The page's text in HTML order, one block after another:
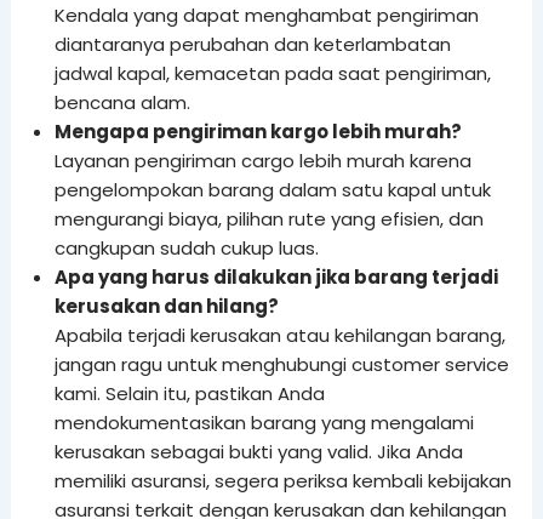
Kendala yang dapat menghambat pengiriman
diantaranya perubahan dan keterlambatan
jadwal kapal, kemacetan pada saat pengiriman,
bencana alam.
Mengapa pengiriman kargo lebih murah?
Layanan pengiriman cargo lebih murah karena
pengelompokan barang dalam satu kapal untuk
mengurangi biaya, pilihan rute yang efisien, dan
cangkupan sudah cukup luas.
Apa yang harus dilakukan jika barang terjadi
kerusakan dan hilang?
Apabila terjadi kerusakan atau kehilangan barang,
jangan ragu untuk menghubungi customer service
kami. Selain itu, pastikan Anda
mendokumentasikan barang yang mengalami
kerusakan sebagai bukti yang valid. Jika Anda
memiliki asuransi, segera periksa kembali kebijakan
asuransi terkait dengan kerusakan dan kehilangan